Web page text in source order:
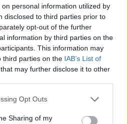
personal information utilized by
disclosed to third parties prior to
opt-out of the further
information by third parties on the
This information may
third parties on the IAB’s List of
that may further disclose it to other
app uses one or more Google
behaviour. You may click to
Opt Outs
Sharing of my
Ειδήσειςαπό την Ελλάδα
που συμβαίνουν, στο